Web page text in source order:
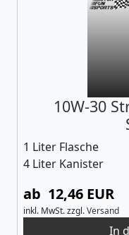
10W-30
1 Liter Flasche
4 Liter Kanister
ab 12,46 EUR
inkl. MwSt.zzgl.Versand